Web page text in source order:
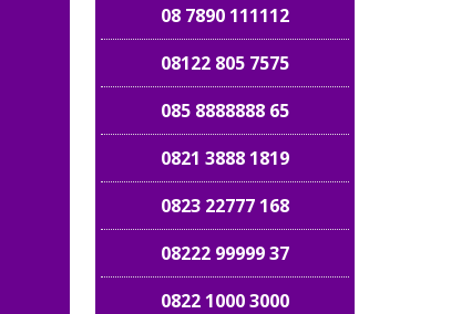
08 7890 111112
08122 805 7575
085 8888888 65
0821 3888 1819
0823 22777 168
08222 99999 37
0822 1000 3000